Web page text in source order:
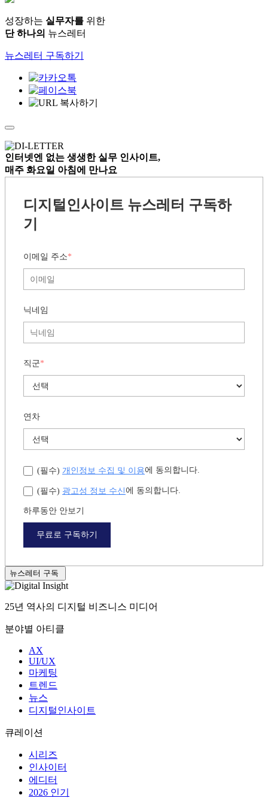
성장하는 실무자를 위한
단 하나의 뉴스레터
뉴스레터 구독하기
인터넷엔 없는 생생한 실무 인사이트,
매주 화요일 아침에 만나요
디지털인사이트 뉴스레터 구독하
기
이메일 주소*
닉네임
직군*
연차
(필수) 개인정보 수집 및 이용에 동의합니다.
(필수) 광고성 정보 수신에 동의합니다.
하루동안 안보기
무료로 구독하기
뉴스레터 구독
25년 역사의 디지털 비즈니스 미디어
분야별 아티클
AX
UI/UX
마케팅
트렌드
뉴스
디지털인사이트
큐레이션
시리즈
인사이터
에디터
2026 인기